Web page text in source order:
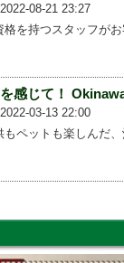
08-21 23:27
格を持つスタッフが
感じて！
03-13 22:00
もペットも楽しんだ